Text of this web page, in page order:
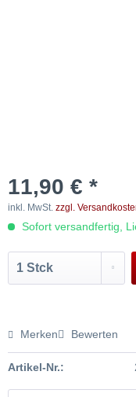
11,90 € *
inkl. MwSt. zzgl.
Sofort versandfertig,
Merken Bewerten
Artikel-Nr.: